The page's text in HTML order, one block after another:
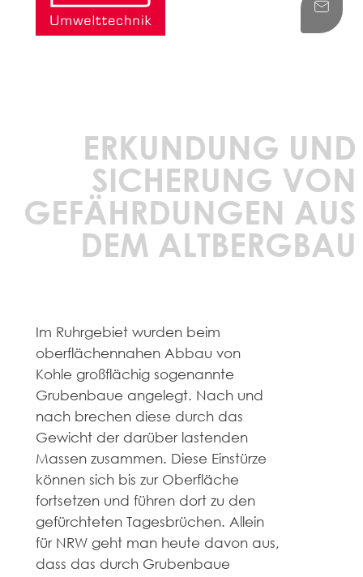
ERKUNDUNG UND
SICHERUNG VON
GEFÄHRDUNGEN AUS
DEM ALTBERGBAU
Im Ruhrgebiet wurden beim
oberflächennahen Abbau von
Kohle großflächig sogenannte
Grubenbaue angelegt. Nach und
nach brechen diese durch das
Gewicht der darüber lastenden
Massen zusammen. Diese Einstürze
können sich bis zur Oberfläche
fortsetzen und führen dort zu den
gefürchteten Tagesbrüchen. Allein
für NRW geht man heute davon aus,
dass das durch Grubenbaue